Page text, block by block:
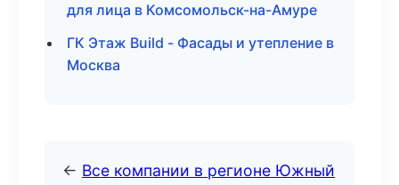
для лица в Комсомольск-на-Амуре
ГК Этаж Build - Фасады и утепление в
Москва
← Все компании в регионе Южный